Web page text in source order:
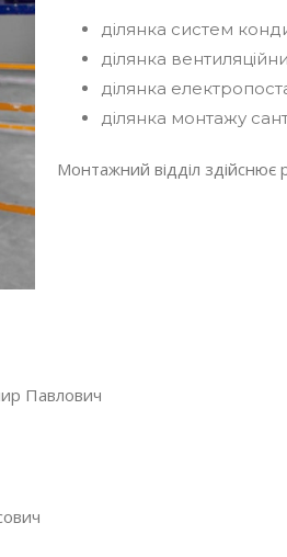
ділянка систем
ділянка
ділянка
ділянка монтажу
Монтажний відділ здійснює
Павлович